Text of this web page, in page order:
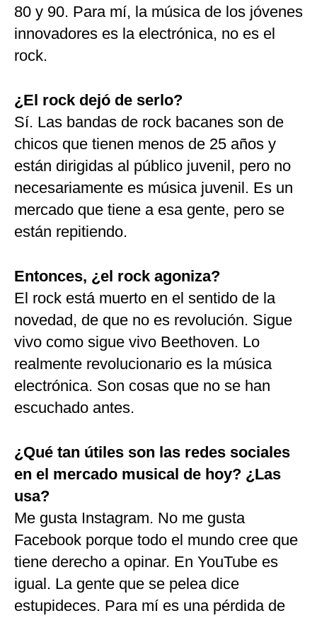
80 y 90. Para mí, la música de los jóvenes
innovadores es la electrónica, no es el
rock.
¿El rock dejó de serlo?
Sí. Las bandas de rock bacanes son de
chicos que tienen menos de 25 años y
están dirigidas al público juvenil, pero no
necesariamente es música juvenil. Es un
mercado que tiene a esa gente, pero se
están repitiendo.
Entonces, ¿el rock agoniza?
El rock está muerto en el sentido de la
novedad, de que no es revolución. Sigue
vivo como sigue vivo Beethoven. Lo
realmente revolucionario es la música
electrónica. Son cosas que no se han
escuchado antes.
¿Qué tan útiles son las redes sociales
en el mercado musical de hoy? ¿Las
usa?
Me gusta Instagram. No me gusta
Facebook porque todo el mundo cree que
tiene derecho a opinar. En YouTube es
igual. La gente que se pelea dice
estupideces. Para mí es una pérdida de